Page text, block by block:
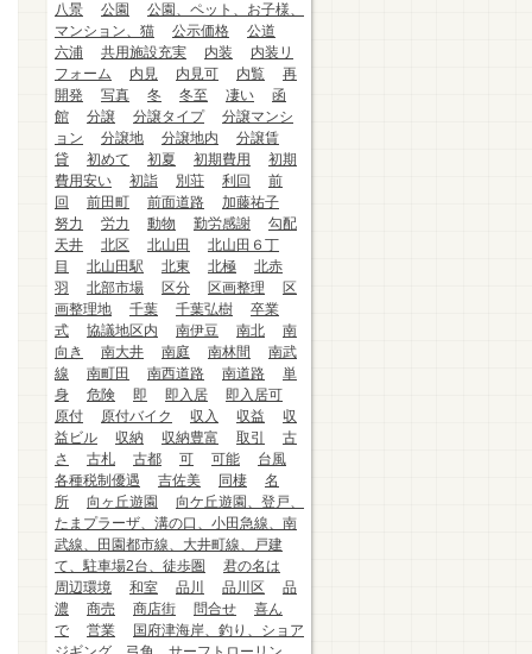
八景
公園
公園、ペット、お子様、
マンション、猫
公示価格
公道
六浦
共用施設充実 内装
内装リ
フォーム
内見 内見可 内覧
再
開発
写真 冬 冬至 凄い
函
館
分譲 分譲タイプ
分譲マンシ
ョン
分譲地 分譲地内
分譲賃
貸
初めて 初夏 初期費用
初期
費用安い
初詣 別荘 利回
前
回
前田町 前面道路
加藤祐子
努力
労力 動物 勤労感謝
勾配
天井
北区 北山田
北山田６丁
目
北山田駅 北東 北極
北赤
羽
北部市場 区分 区画整理
区
画整理地
千葉 千葉弘樹
卒業
式
協議地区内 南伊豆 南北
南
向き
南大井 南庭 南林間
南武
線
南町田 南西道路 南道路
単
身
危険 即 即入居
即入居可
原付
原付バイク 収入 収益
収
益ビル
収納 収納豊富 取引
古
さ
古札 古都 可 可能
台風
各種税制優遇
吉佐美 同棲
名
所
向ヶ丘遊園
向ケ丘遊園、登戸、
たまプラーザ、溝の口、小田急線、南
武線、田園都市線、大井町線、戸建
て、駐車場2台、徒歩圏
君の名は
周辺環境
和室 品川 品川区
品
濃
商売 商店街 問合せ
喜ん
で
営業
国府津海岸、釣り、ショア